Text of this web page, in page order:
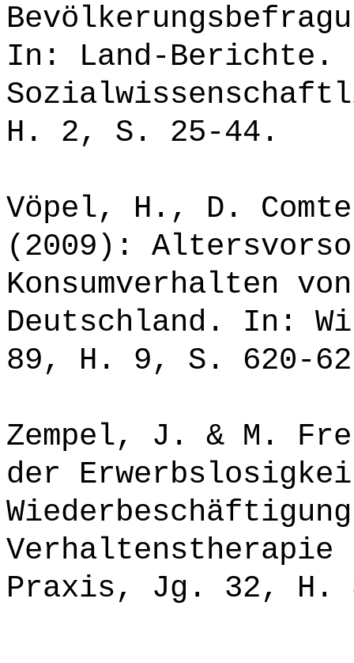
In: Land-Berichte.
H. 2, S. 25-44.
Vöpel, H., D.
(2009):
Konsumverhalten
Deutschland. In:
89, H. 9, S. 620-
Zempel, J. & M.
der
Verhaltenstherapie
Praxis, Jg. 32, H.